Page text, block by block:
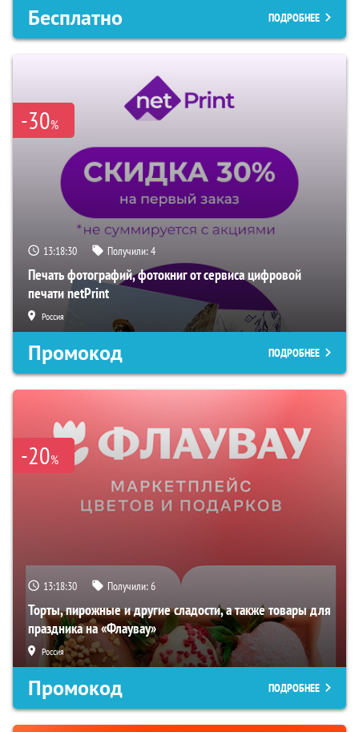
Бесплатно ПОДРОБНЕЕ
-30%
13:18:29 Получили:4
Печать фотографий, фотокниг от сервиса цифровой
печати netPrint
Россия
Промокод ПОДРОБНЕЕ
-20%
13:18:29 Получили:6
Торты, пирожные и другие сладости, а также товары для
праздника на «Флаувау»
Россия
Промокод ПОДРОБНЕЕ